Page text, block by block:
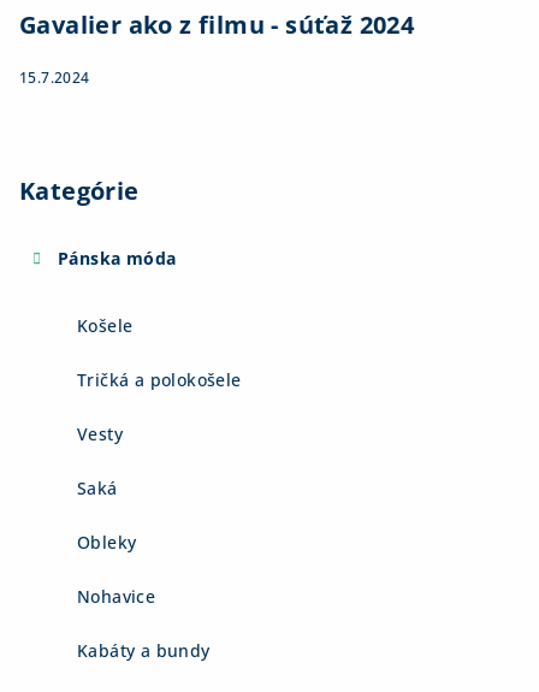
Gavalier ako z filmu - súťaž 2024
15.7.2024
Kategórie
Pánska móda
Košele
Tričká a polokošele
Vesty
Saká
Obleky
Nohavice
Kabáty a bundy